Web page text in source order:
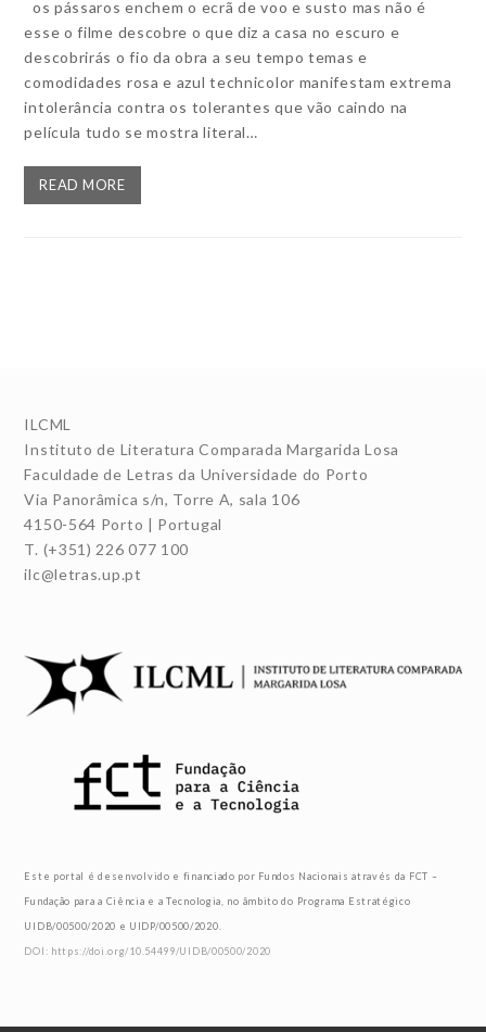
os pássaros enchem o ecrã de voo e susto mas não é
esse o filme descobre o que diz a casa no escuro e
descobrirás o fio da obra a seu tempo temas e
comodidades rosa e azul technicolor manifestam extrema
intolerância contra os tolerantes que vão caindo na
película tudo se mostra literal…
READ MORE
ILCML
Instituto de Literatura Comparada Margarida Losa
Faculdade de Letras da Universidade do Porto
Via Panorâmica s/n, Torre A, sala 106
4150-564 Porto | Portugal
T. (+351) 226 077 100
ilc@letras.up.pt
Este portal é desenvolvido e financiado por Fundos Nacionais através da FCT –
Fundação para a Ciência e a Tecnologia, no âmbito do Programa Estratégico
UIDB/00500/2020 e UIDP/00500/2020.
DOI: https://doi.org/10.54499/UIDB/00500/2020